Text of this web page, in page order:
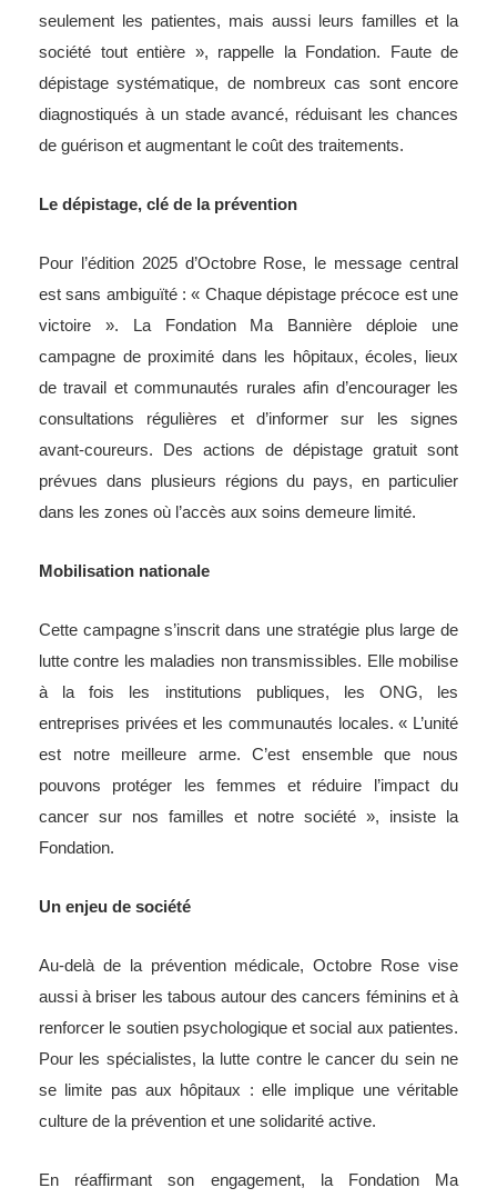
seulement les patientes, mais aussi leurs familles et la
société tout entière », rappelle la Fondation. Faute de
dépistage systématique, de nombreux cas sont encore
diagnostiqués à un stade avancé, réduisant les chances
de guérison et augmentant le coût des traitements.
Le dépistage, clé de la prévention
Pour l’édition 2025 d’Octobre Rose, le message central
est sans ambiguïté : « Chaque dépistage précoce est une
victoire ». La Fondation Ma Bannière déploie une
campagne de proximité dans les hôpitaux, écoles, lieux
de travail et communautés rurales afin d’encourager les
consultations régulières et d’informer sur les signes
avant-coureurs. Des actions de dépistage gratuit sont
prévues dans plusieurs régions du pays, en particulier
dans les zones où l’accès aux soins demeure limité.
Mobilisation nationale
Cette campagne s’inscrit dans une stratégie plus large de
lutte contre les maladies non transmissibles. Elle mobilise
à la fois les institutions publiques, les ONG, les
entreprises privées et les communautés locales. « L’unité
est notre meilleure arme. C’est ensemble que nous
pouvons protéger les femmes et réduire l’impact du
cancer sur nos familles et notre société », insiste la
Fondation.
Un enjeu de société
Au-delà de la prévention médicale, Octobre Rose vise
aussi à briser les tabous autour des cancers féminins et à
renforcer le soutien psychologique et social aux patientes.
Pour les spécialistes, la lutte contre le cancer du sein ne
se limite pas aux hôpitaux : elle implique une véritable
culture de la prévention et une solidarité active.
En réaffirmant son engagement, la Fondation Ma